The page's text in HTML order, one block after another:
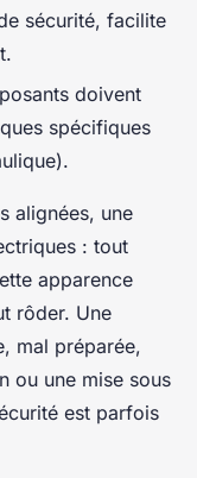
sécurité, facilite
doivent
spécifiques
alignées, une
: tout
apparence
rôder. Une
mal préparée,
ou une mise sous
est parfois